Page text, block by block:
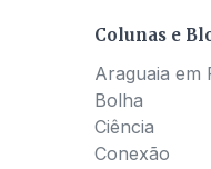
Colunas e
Araguaia em
Bolha
Ciência
Conexão